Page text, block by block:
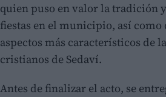
quien puso en valor la tradición
fiestas en el municipio, así como
aspectos más característicos de
cristianos de Sedaví.
Antes de finalizar el acto, se